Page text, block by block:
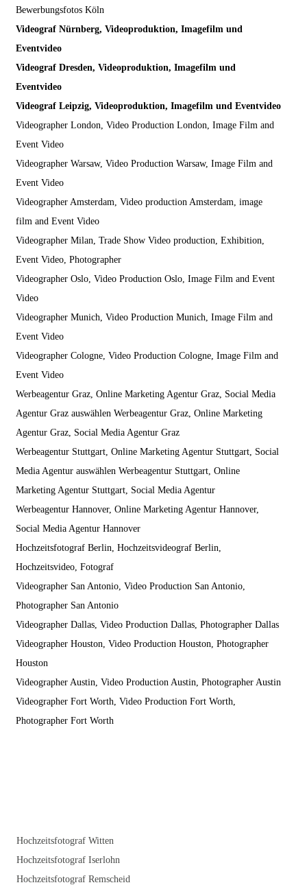
Hochzeitsfotograf Witten
Hochzeitsfotograf Iserlohn
Hochzeitsfotograf Remscheid
Bewerbungsfotos Köln
Videograf Nürnberg, Videoproduktion, Imagefilm und
Eventvideo
Videograf Dresden, Videoproduktion, Imagefilm und
Eventvideo
Videograf Leipzig, Videoproduktion, Imagefilm und Eventvideo
Videographer London, Video Production London, Image Film and
Event Video
Videographer Warsaw, Video Production Warsaw, Image Film and
Event Video
Videographer Amsterdam, Video production Amsterdam, image
film and Event Video
Videographer Milan, Trade Show Video production, Exhibition,
Event Video, Photographer
Videographer Oslo, Video Production Oslo, Image Film and Event
Video
Videographer Munich, Video Production Munich, Image Film and
Event Video
Videographer Cologne, Video Production Cologne, Image Film and
Event Video
Werbeagentur Graz, Online Marketing Agentur Graz, Social Media
Agentur Graz auswählen Werbeagentur Graz, Online Marketing
Agentur Graz, Social Media Agentur Graz
Werbeagentur Stuttgart, Online Marketing Agentur Stuttgart, Social
Media Agentur auswählen Werbeagentur Stuttgart, Online
Marketing Agentur Stuttgart, Social Media Agentur
Werbeagentur Hannover, Online Marketing Agentur Hannover,
Social Media Agentur Hannover
Hochzeitsfotograf Berlin, Hochzeitsvideograf Berlin,
Hochzeitsvideo, Fotograf
Videographer San Antonio, Video Production San Antonio,
Photographer San Antonio
Videographer Dallas, Video Production Dallas, Photographer Dallas
Videographer Houston, Video Production Houston, Photographer
Houston
Videographer Austin, Video Production Austin, Photographer Austin
Videographer Fort Worth, Video Production Fort Worth,
Photographer Fort Worth